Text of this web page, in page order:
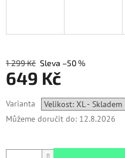
1 299 Kč –50 %
649 Kč
cena:
Varianta
Můžeme doručit do: 12.8.2026